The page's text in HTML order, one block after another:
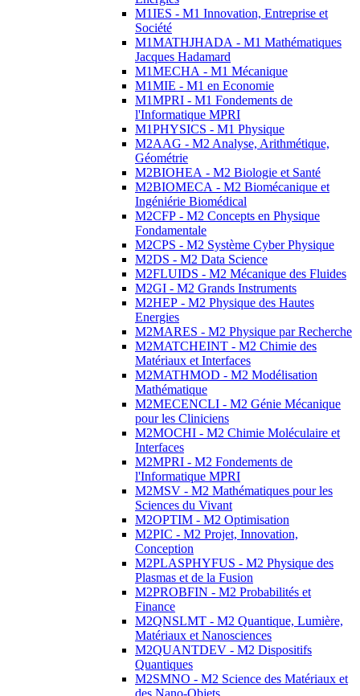
M1IES - M1 Innovation, Entreprise et
Société
M1MATHJHADA - M1 Mathématiques
Jacques Hadamard
M1MECHA - M1 Mécanique
M1MIE - M1 en Economie
M1MPRI - M1 Fondements de
l'Informatique MPRI
M1PHYSICS - M1 Physique
M2AAG - M2 Analyse, Arithmétique,
Géométrie
M2BIOHEA - M2 Biologie et Santé
M2BIOMECA - M2 Biomécanique et
Ingéniérie Biomédical
M2CFP - M2 Concepts en Physique
Fondamentale
M2CPS - M2 Système Cyber Physique
M2DS - M2 Data Science
M2FLUIDS - M2 Mécanique des Fluides
M2GI - M2 Grands Instruments
M2HEP - M2 Physique des Hautes
Energies
M2MARES - M2 Physique par Recherche
M2MATCHEINT - M2 Chimie des
Matériaux et Interfaces
M2MATHMOD - M2 Modélisation
Mathématique
M2MECENCLI - M2 Génie Mécanique
pour les Cliniciens
M2MOCHI - M2 Chimie Moléculaire et
Interfaces
M2MPRI - M2 Fondements de
l'Informatique MPRI
M2MSV - M2 Mathématiques pour les
Sciences du Vivant
M2OPTIM - M2 Optimisation
M2PIC - M2 Projet, Innovation,
Conception
M2PLASPHYFUS - M2 Physique des
Plasmas et de la Fusion
M2PROBFIN - M2 Probabilités et
Finance
M2QNSLMT - M2 Quantique, Lumière,
Matériaux et Nanosciences
M2QUANTDEV - M2 Dispositifs
Quantiques
M2SMNO - M2 Science des Matériaux et
des Nano-Objets